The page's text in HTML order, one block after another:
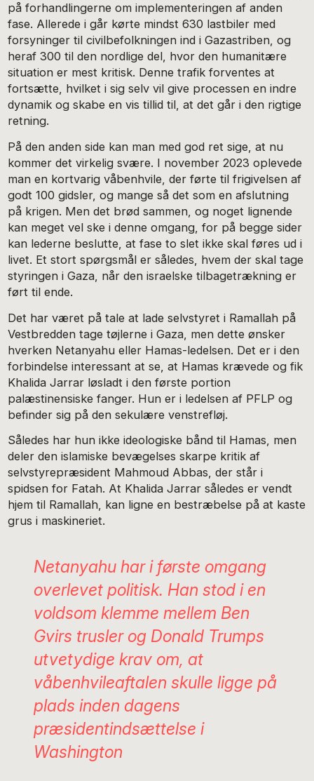
på forhandlingerne om implementeringen af anden
fase. Allerede i går kørte mindst 630 lastbiler med
forsyninger til civilbefolkningen ind i Gazastriben, og
heraf 300 til den nordlige del, hvor den humanitære
situation er mest kritisk. Denne trafik forventes at
fortsætte, hvilket i sig selv vil give processen en indre
dynamik og skabe en vis tillid til, at det går i den rigtige
retning.
På den anden side kan man med god ret sige, at nu
kommer det virkelig svære. I november 2023 oplevede
man en kortvarig våbenhvile, der førte til frigivelsen af
godt 100 gidsler, og mange så det som en afslutning
på krigen. Men det brød sammen, og noget lignende
kan meget vel ske i denne omgang, for på begge sider
kan lederne beslutte, at fase to slet ikke skal føres ud i
livet. Et stort spørgsmål er således, hvem der skal tage
styringen i Gaza, når den israelske tilbagetrækning er
ført til ende.
Det har været på tale at lade selvstyret i Ramallah på
Vestbredden tage tøjlerne i Gaza, men dette ønsker
hverken Netanyahu eller Hamas-ledelsen. Det er i den
forbindelse interessant at se, at Hamas krævede og fik
Khalida Jarrar løsladt i den første portion
palæstinensiske fanger. Hun er i ledelsen af PFLP og
befinder sig på den sekulære venstrefløj.
Således har hun ikke ideologiske bånd til Hamas, men
deler den islamiske bevægelses skarpe kritik af
selvstyrepræsident Mahmoud Abbas, der står i
spidsen for Fatah. At Khalida Jarrar således er vendt
hjem til Ramallah, kan ligne en bestræbelse på at kaste
grus i maskineriet.
Netanyahu har i første omgang
overlevet politisk. Han stod i en
voldsom klemme mellem Ben
Gvirs trusler og Donald Trumps
utvetydige krav om, at
våbenhvileaftalen skulle ligge på
plads inden dagens
præsidentindsættelse i
Washington